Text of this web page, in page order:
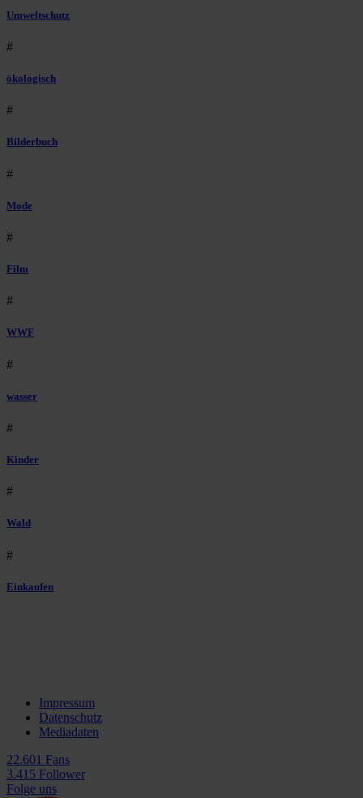
Umweltschutz
#
ökologisch
#
Bilderbuch
#
Mode
#
Film
#
WWF
#
wasser
#
Kinder
#
Wald
#
Einkaufen
Impressum
Datenschutz
Mediadaten
22.601 Fans
3.415 Follower
Folge uns